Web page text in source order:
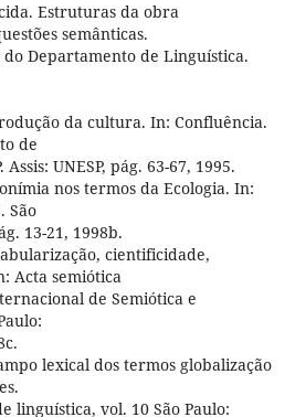
Estruturas da obra
semânticas.
Departamento de Linguística.
da cultura. In: Confluência.
de
UNESP, pág. 63-67, 1995.
nos termos da Ecologia. In:
São
13-21, 1998b.
cientificidade,
Acta semiótica
de Semiótica e
lexical dos termos globalização
linguística, vol. 10 São Paulo: